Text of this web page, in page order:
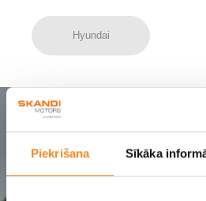
Piekrišana Sīkāka
Hyundai